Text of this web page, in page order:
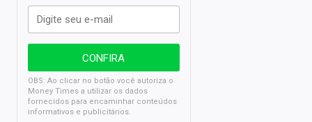
OBS: Ao clicar no botão você autoriza o
Money Times a utilizar os dados
fornecidos para encaminhar conteúdos
informativos e publicitários.